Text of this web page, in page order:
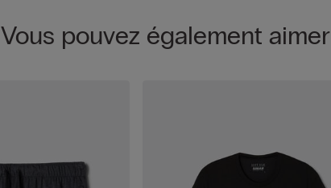
Vous pouvez également aimer